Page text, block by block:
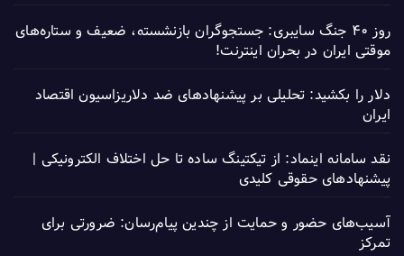
روز ۴۰ جنگ سایبری: جستجوگران بازنشسته، ضعیف و ستاره‌های
موقتی ایران در بحران اینترنت!
دلار را بکشید: تحلیلی بر پیشنهادهای ضد دلاریزاسیون اقتصاد
ایران
نقد سامانه اینماد: از تیکتینگ ساده تا حل اختلاف الکترونیکی |
پیشنهادهای حقوقی کلیدی
آسیب‌های حضور و حمایت از چندین پیام‌رسان: ضرورتی برای
تمرکز